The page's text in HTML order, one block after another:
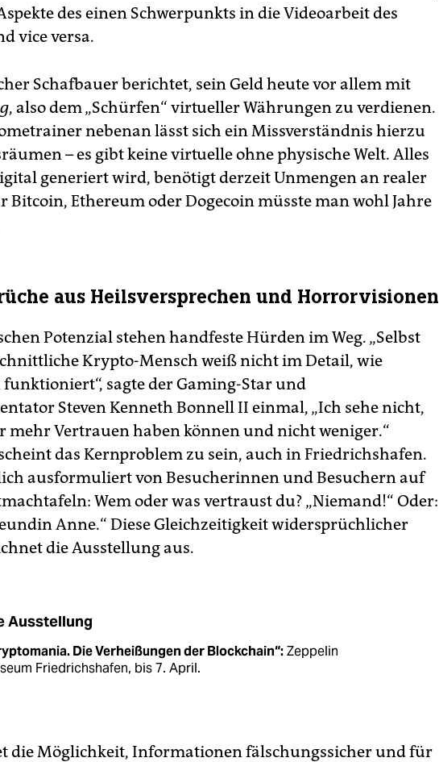
des einen Schwerpunkts in die Videoarbeit des
vice versa.
Schafbauer berichtet, sein Geld heute vor allem mit
, also dem „Schürfen“ virtueller Währungen zu verdienen.
nebenan lässt sich ein Missverständnis hierzu
– es gibt keine virtuelle ohne physische Welt. Alles
generiert wird, benötigt derzeit Unmengen an realer
Bitcoin, Ethereum oder Doge­coin müsste man wohl Jahre
aus Heilsversprechen und Horrorvisionen
Potenzial stehen handfeste Hürden im Weg. „Selbst
Krypto-Mensch weiß nicht im Detail, wie
sagte der Gaming-Star und
Steven Kenneth Bonnell II einmal, „Ich sehe nicht,
mehr Vertrauen haben können und nicht weniger.“
das Kernproblem zu sein, auch in Friedrichshafen.
ausformuliert von Besucherinnen und Besuchern auf
Wem oder was vertraust du? „Niemand!“ Oder:
Anne.“ Diese Gleichzeitigkeit widersprüchlicher
die Ausstellung aus.
Ausstellung
Die Verheißungen der Blockchain“:Zeppelin
Friedrichshafen, bis 7. April.
die Möglichkeit, Informationen fälschungssicher und für